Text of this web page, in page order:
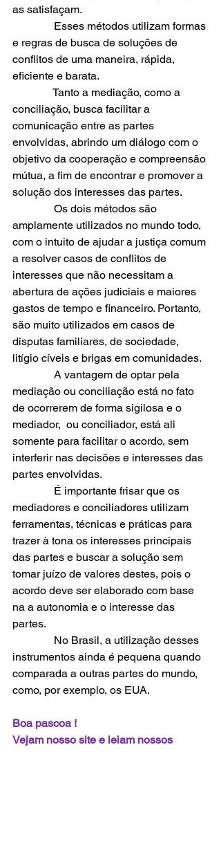
as satisfaçam.
Esses métodos utilizam formas
e regras de busca de soluções de
conflitos de uma maneira, rápida,
eficiente e barata.
Tanto a mediação, como a
conciliação, busca facilitar a
comunicação entre as partes
envolvidas, abrindo um diálogo com o
objetivo da cooperação e compreensão
mútua, a fim de encontrar e promover a
solução dos interesses das partes.
Os dois métodos são
amplamente utilizados no mundo todo,
com o intuito de ajudar a justiça comum
a resolver casos de conflitos de
interesses que não necessitam a
abertura de ações judiciais e maiores
gastos de tempo e financeiro. Portanto,
são muito utilizados em casos de
disputas familiares, de sociedade,
litígio cíveis e brigas em comunidades.
A vantagem de optar pela
mediação ou conciliação está no fato
de ocorrerem de forma sigilosa e o
mediador,  ou conciliador, está ali
somente para facilitar o acordo, sem
interferir nas decisões e interesses das
partes envolvidas.
É importante frisar que os
mediadores e conciliadores utilizam
ferramentas, técnicas e práticas para
trazer à tona os interesses principais
das partes e buscar a solução sem
tomar juízo de valores destes, pois o
acordo deve ser elaborado com base
na a autonomia e o interesse das
partes.
No Brasil, a utilização desses
instrumentos ainda é pequena quando
comparada a outras partes do mundo,
como, por exemplo, os EUA.
Boa pascoa !
Vejam nosso site e leiam nossos